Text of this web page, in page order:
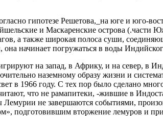
гипотезе Решетова,_на юге и юго-
и Маскаренские острова
а также широкая полоса суши,
начинает погружаться в воды
на запад, в Африку, и на север, в
наземному образу жизни и
в 1966 году. С тех пор было сделано
что не рамапитеки, -жившие в
не завершаются событиями,
подготовившим вторжение лемуров и